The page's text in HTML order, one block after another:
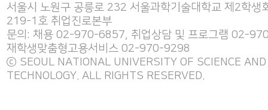
서울시 노원구 공릉로 232 서울과학기술대학교 제2학생
219-1호 취업진로본부
문의: 채용 02-970-6857, 취업상담 및 프로그램 02-
재학생맞춤형고용서비스 02-970-9298
ⓒ SEOUL NATIONAL UNIVERSITY OF SCIENCE AND
TECHNOLOGY. ALL RIGHTS RESERVED.